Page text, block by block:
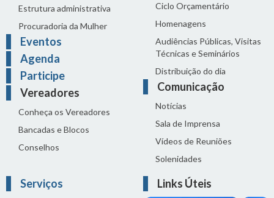
Estrutura administrativa
Procuradoria da Mulher
Eventos
Agenda
Participe
Vereadores
Conheça os Vereadores
Bancadas e Blocos
Conselhos
Ciclo Orçamentário
Homenagens
Audiências Públicas, Visitas
Técnicas e Seminários
Distribuição do dia
Comunicação
Notícias
Sala de Imprensa
Vídeos de Reuniões
Solenidades
Serviços Links Úteis